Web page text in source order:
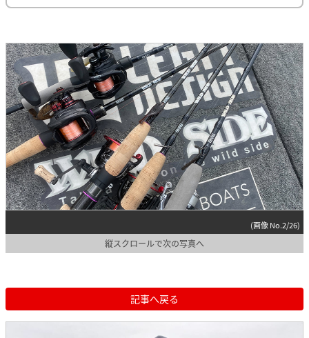
(画像 No.2/26)
縦スクロールで次の写真へ
記事へ戻る